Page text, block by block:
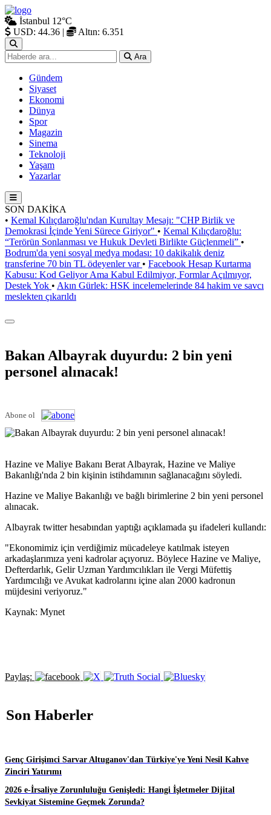
İstanbul 12°C
USD: 44.36 | Altın: 6.351
Ara
Gündem
Siyaset
Ekonomi
Dünya
Spor
Magazin
Sinema
Teknoloji
Yaşam
Yazarlar
SON DAKİKA
• Kemal Kılıçdaroğlu'ndan Kurultay Mesajı: "CHP Birlik ve
Demokrasi İçinde Yeni Sürece Giriyor" • Kemal Kılıçdaroğlu:
“Terörün Sonlanması ve Hukuk Devleti Birlikte Güçlenmeli” •
Bodrum'da yeni sosyal medya modası: 10 dakikalık deniz
transferine 70 bin TL ödeyenler var • Facebook Hesap Kurtarma
Kabusu: Kod Geliyor Ama Kabul Edilmiyor, Formlar Açılmıyor,
Destek Yok • Akın Gürlek: HSK incelemelerinde 84 hakim ve savcı
meslekten çıkarıldı
Bakan Albayrak duyurdu: 2 bin yeni
personel alınacak!
Abone ol
Hazine ve Maliye Bakanı Berat Albayrak, Hazine ve Maliye
Bakanlığı'nda 2 bin kişinin istihdamının sağlanacağını söyledi.
Hazine ve Maliye Bakanlığı ve bağlı birimlerine 2 bin yeni personel
alınacak.
Albayrak twitter hesabından yaptığı açıklamada şu ifadeleri kullandı:
"Ekonomimiz için verdiğimiz mücadeleye katılmak isteyen
arkadaşlarımıza yeni kadrolar açıyoruz. Böylece Hazine ve Maliye,
Defterdarlık, Gelir Uzman Yardımcılıkları ile Vergi Müfettiş
Yardımcılığı ve Avukat kadrolarını içine alan 2000 kadronun
müjdesini veriyoruz."
Kaynak: Mynet
Paylaş:
Son Haberler
Genç Girişimci Sarvar Altuganov'dan Türkiye'ye Yeni Nesil Kahve
Zinciri Yatırımı
2026 e-İrsaliye Zorunluluğu Genişledi: Hangi İşletmeler Dijital
Sevkiyat Sistemine Geçmek Zorunda?